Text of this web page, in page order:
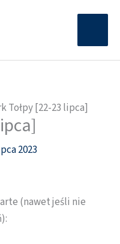
Tołpy [22-23 lipca]
2023
(nawet jeśli nie